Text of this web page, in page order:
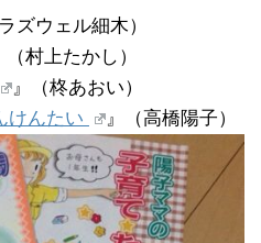
ズウェル細木）
（村上たかし）
』（柊あおい）
けんたい 』（高橋陽子）